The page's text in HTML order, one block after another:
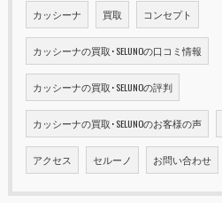
カッシーナ 買取 コンセプト
カッシーナの買取･SELUNOの口コミ情報
カッシーナの買取･SELUNOの評判
カッシーナの買取･SELUNOのお客様の声
アクセス セルーノ お問い合わせ